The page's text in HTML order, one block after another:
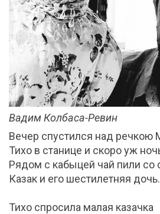
Вадим Колбаса-Ревин
Вечер спустился над речкою
Тихо в станице и скоро уж
Рядом с кабыцей чай пили со
Казак и его шестилетняя дочь.
Тихо спросила малая казачка